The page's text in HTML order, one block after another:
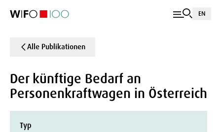
EN
Alle Publikationen
Der künftige Bedarf an
Personenkraftwagen in Österreich
Typ